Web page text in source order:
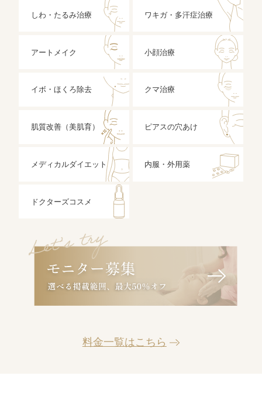
しわ・たるみ治療 ワキガ・多汗症治療
アートメイク 小顔治療
イボ・ほくろ除去 クマ治療
肌質改善（美肌育） ピアスの穴あけ
メディカルダイエット 内服・外用薬
ドクターズコスメ
料金一覧はこちら